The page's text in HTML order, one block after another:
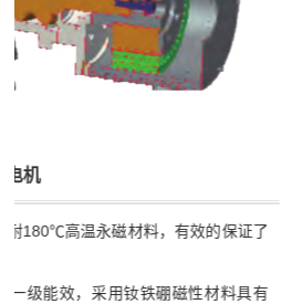
精密的低压专用主机，减少泄
压机在长期运行中确保主机能
省能效8%-10%。